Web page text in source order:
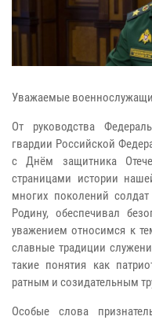
Уважаемые
От руководства
гвардии Российской
с Днём защитника
страницами истории
многих поколений
Родину, обеспечивал
уважением относимся к
славные традиции
такие понятия как
ратным и созидательным
Особые слова